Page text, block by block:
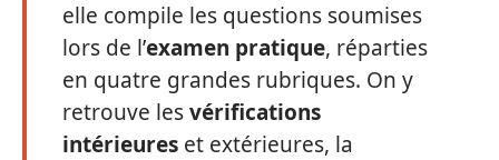
elle compile les questions soumises
lors de l’examen pratique, réparties
en quatre grandes rubriques. On y
retrouve lesvérifications
intérieures et extérieures, la